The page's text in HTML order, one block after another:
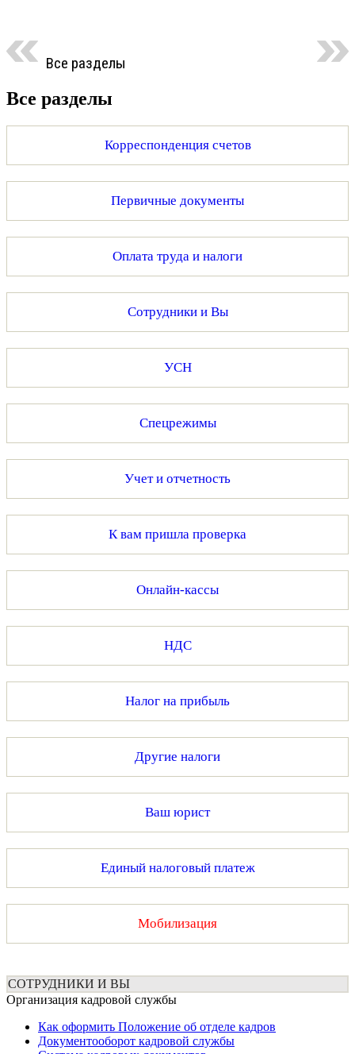
Все разделы
Все разделы
Корреспонденция счетов
Первичные документы
Оплата труда и налоги
Сотрудники и Вы
УСН
Спецрежимы
Учет и отчетность
К вам пришла проверка
Онлайн-кассы
НДС
Налог на прибыль
Другие налоги
Ваш юрист
Единый налоговый платеж
Мобилизация
СОТРУДНИКИ И ВЫ
Организация кадровой службы
Как оформить Положение об отделе кадров
Документооборот кадровой службы